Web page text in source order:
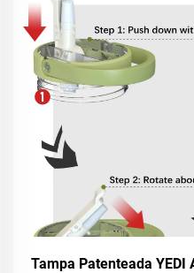
Tampa Patenteada